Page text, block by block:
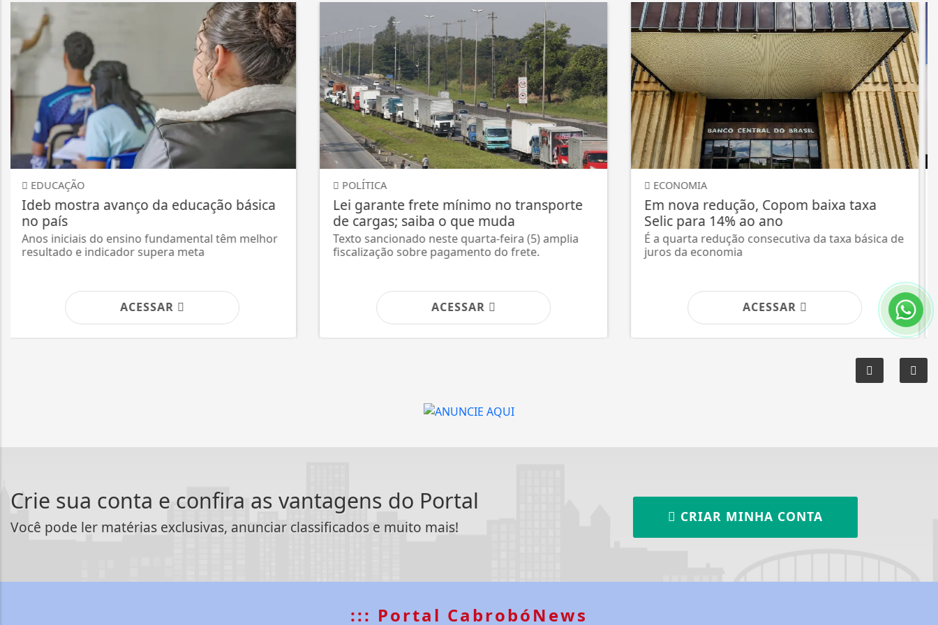
POLÍTICA
PRD e Solidariedade decidem pela
neutralidade na eleição presidencial
Diretórios estaduais estão livres para formar
alianças com os partidos que preferirem.
ACESSAR
JUSTIÇA
TRE-RJ altera 66 locais de votação por
questões de segurança
Objetivo é evitar influência do crime organizado
e de milícias. Medida alcança cerca de...
ACESSAR
JUSTIÇA
Bolsonaro pede ao STF para receber os
filhos no Dia dos Pais
Proibido de receber visitas até 17 de agosto, ex-
presidente argumenta que encontro terá...
ACESSAR
Crie sua conta e confira as vantagens do Portal
Você pode ler matérias exclusivas, anunciar classificados e muito mais!
CRIAR MINHA CONTA
::: Portal CabrobóNews